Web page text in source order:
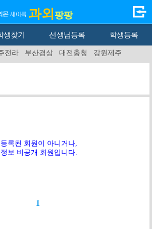
과외 팡팡
생찾기 선생님등록 학생등록
전라 부산경상 대전충청 강원제주
등록된 회원이 아니거나,
정보 비공개 회원입니다.
1